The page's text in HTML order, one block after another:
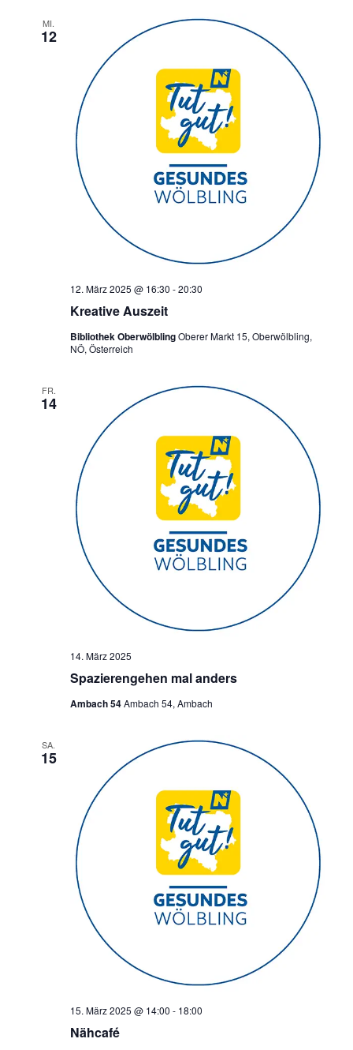
MI.
12
Kreative Auszeit
12. März 2025 @ 16:30 -20:30
Bibliothek OberwölblingOberer Markt 15, Oberwölbling,
NÖ, Österreich
FR.
14
Spazierengehen mal anders
14. März 2025
Ambach 54Ambach 54, Ambach
SA.
15
Nähcafé
15. März 2025 @ 14:00 - 18:00